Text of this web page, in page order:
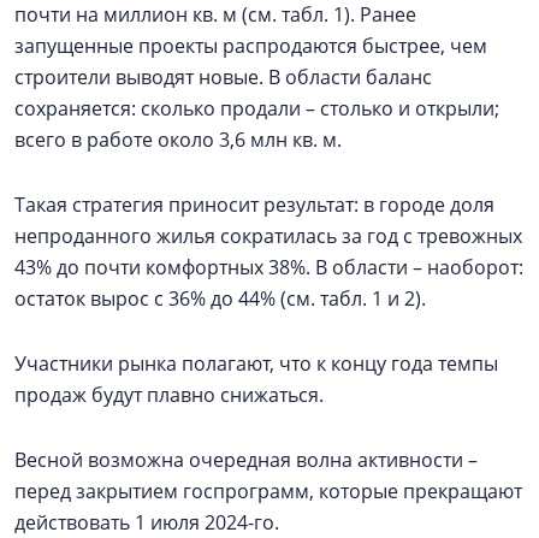
почти на миллион кв. м (см. табл. 1). Ранее
запущенные проекты распродаются быстрее, чем
строители выводят новые. В области баланс
сохраняется: сколько продали – столько и открыли;
всего в работе около 3,6 млн кв. м.
Такая стратегия приносит результат: в городе доля
непроданного жилья сократилась за год с тревожных
43% до почти комфортных 38%. В области – наоборот:
остаток вырос с 36% до 44% (см. табл. 1 и 2).
Участники рынка полагают, что к концу года темпы
продаж будут плавно снижаться.
Весной возможна очередная волна активности –
перед закрытием госпрограмм, которые прекращают
действовать 1 июля 2024-го.